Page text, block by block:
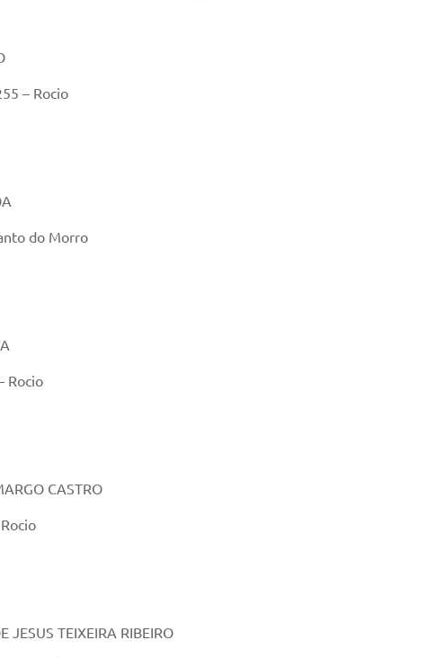
– Rocio
do Morro
Rocio
CASTRO
JESUS TEIXEIRA RIBEIRO